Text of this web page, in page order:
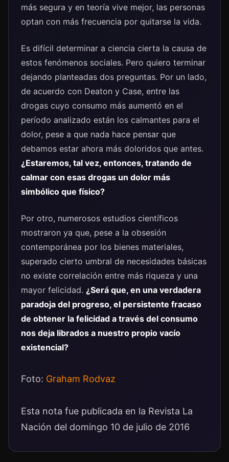
más segura y en teoría vive mejor, las personas
optan con más frecuencia por quitarse la vida.
Es difícil determinar a ciencia cierta la causa de
estos fenómenos sociales. Pero quiero terminar
dejando planteadas dos preguntas. Por un lado,
de acuerdo con Deaton y Case, entre las
drogas cuyo consumo más aumentó en el
período analizado están los calmantes para el
dolor, pese a que nada hace pensar que
debamos estar ahora más doloridos que antes.
¿Estaremos, tal vez, entonces, tratando de
calmar con esas drogas un dolor más
simbólico que físico?
Por otro, numerosos estudios científicos
mostraron ya que, pese a la obsesión
contemporánea por los bienes materiales,
superado cierto umbral de necesidades básicas
no existe correlación entre más riqueza y una
mayor felicidad. ¿Será que, en una verdadera
paradoja del progreso, el persistente fracaso
de obtener la felicidad a través del consumo
nos deja librados a nuestro propio vacío
existencial?
Foto: Graham Rodvaz
Esta nota fue publicada en la Revista La
Nación del domingo 10 de julio de 2016